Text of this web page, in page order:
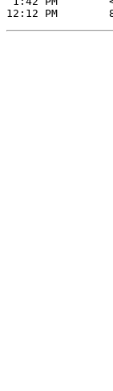
12:12 PM